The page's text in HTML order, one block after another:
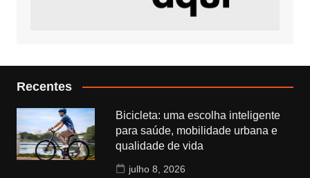
Recentes
Bicicleta: uma escolha inteligente
para saúde, mobilidade urbana e
qualidade de vida
julho 8, 2026